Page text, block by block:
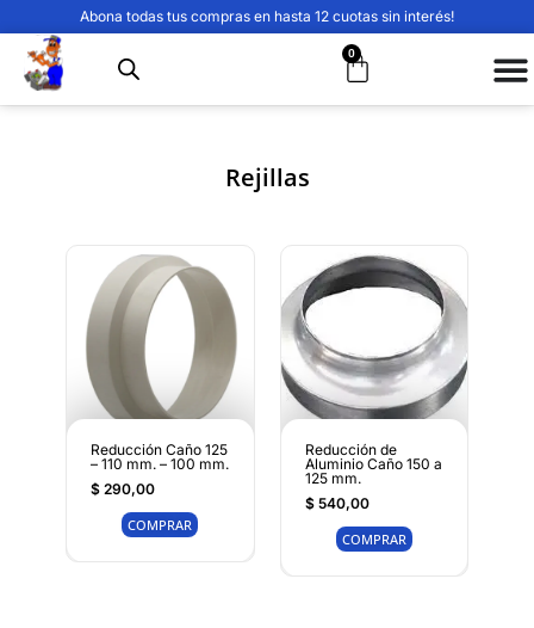
Abona todas tus compras en hasta 12 cuotas sin interés!
0
Rejillas
Reducción Caño 125
– 110 mm. – 100 mm.
$290,00
COMPRAR
Reducción de
Aluminio Caño 150 a
125 mm.
$540,00
COMPRAR